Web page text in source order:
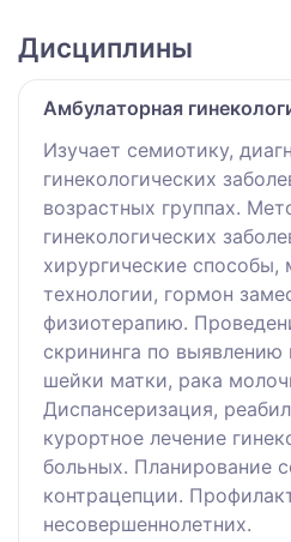
Дисциплины
Амбулаторная
Изучает семиотику,
гинекологических
возрастных группах.
гинекологических
хирургические способы,
технологии, гормон
физиотерапию.
скрининга по выявлению
шейки матки, рака
Диспансеризация,
курортное лечение
больных. Планирование
контрацепции.
несовершеннолетних.